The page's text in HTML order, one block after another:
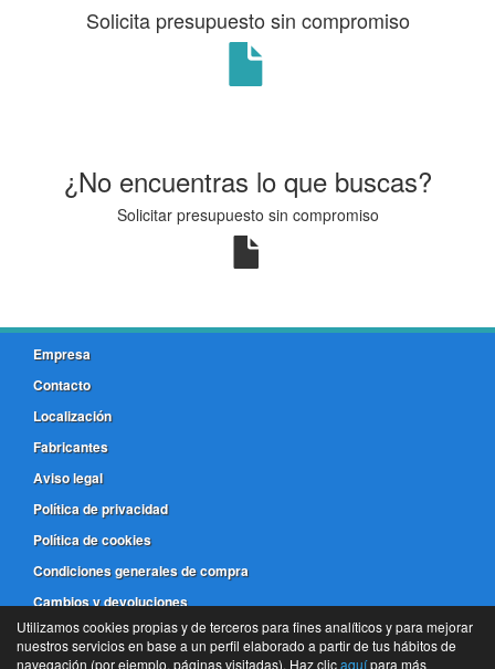
Solicita presupuesto sin compromiso
¿No encuentras lo que buscas?
Solicitar presupuesto sin compromiso
Empresa
Contacto
Localización
Fabricantes
Aviso legal
Política de privacidad
Política de cookies
Condiciones generales de compra
Cambios y devoluciones
981 173 772
Utilizamos cookies propias y de terceros para fines analíticos y para mejorar
nuestros servicios en base a un perfil elaborado a partir de tus hábitos de
navegación (por ejemplo, páginas visitadas). Haz clicaquípara más